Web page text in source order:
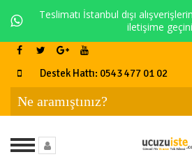
Teslimatı İstanbul dışı
iletişime
Destek Hattı: 0543 477 01 02